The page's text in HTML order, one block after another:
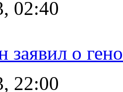
02:40
заявил о
22:00